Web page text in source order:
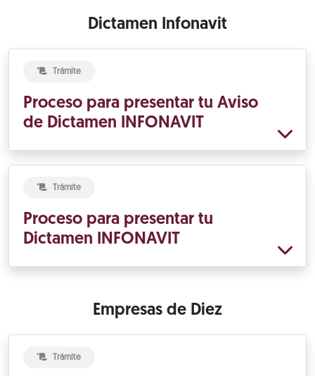
Dictamen Infonavit
Trámite
Proceso para presentar tu Aviso
de Dictamen INFONAVIT
Trámite
Proceso para presentar tu
Dictamen INFONAVIT
Empresas de Diez
Trámite